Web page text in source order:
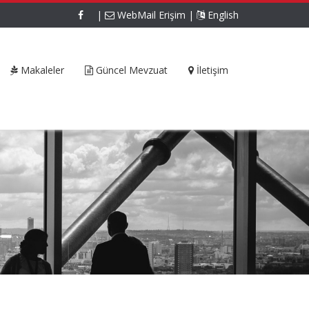
| WebMail Erişim | English
Makaleler Güncel Mevzuat İletişim